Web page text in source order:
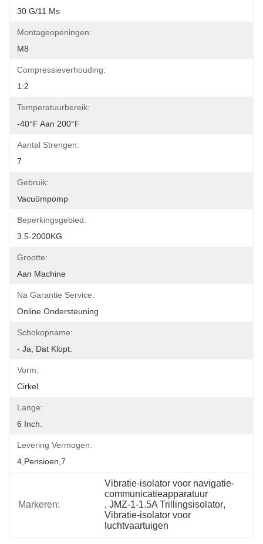
30 G/11 Ms
Montageopeningen:
M8
Compressieverhouding:
1:2
Temperatuurbereik:
-40°F Aan 200°F
Aantal Strengen:
7
Gebruik:
Vacuümpomp
Beperkingsgebied:
3.5-2000KG
Grootte:
Aan Machine
Na Garantie Service:
Online Ondersteuning
Schokopname:
- Ja, Dat Klopt.
Vorm:
Cirkel
Lange:
6 Inch.
Levering Vermogen:
4,pensioen,7
Markeren:
Vibratie-isolator voor navigatie-
communicatieapparatuur
, JMZ-1-1.5A Trillingsisolator,
Vibratie-isolator voor
luchtvaartuigen